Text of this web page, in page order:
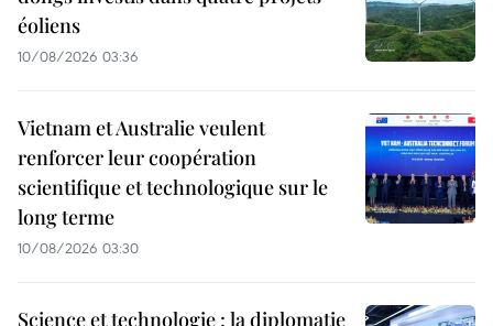
éoliens
10/08/2026 03:36
Vietnam et Australie veulent
renforcer leur coopération
scientifique et technologique sur le
long terme
10/08/2026 03:30
Science et technologie : la diplomatie